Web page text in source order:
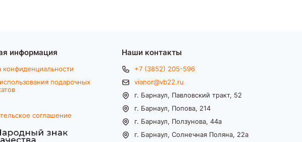
информация
конфиденциальности
подарочных
соглашение
Наши контакты
+7 (3852) 205-596
vianor@vb22.ru
г. Барнаул, Павловский тракт, 52
г. Барнаул, Попова, 214
г. Барнаул, Ползунова, 44а
г. Барнаул, Солнечная Поляна, 22а